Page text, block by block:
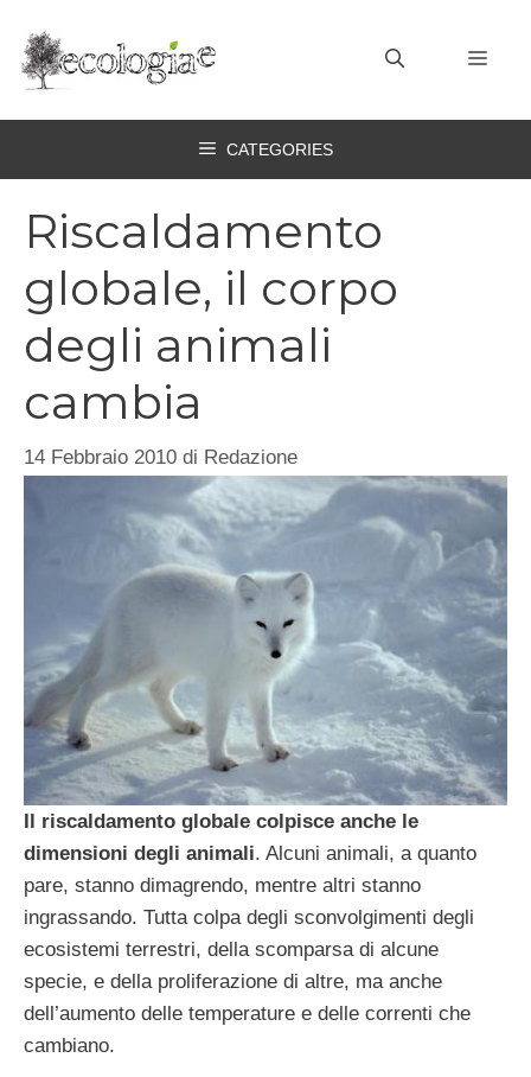
contenuto
CATEGORIES
Riscaldamento
globale, il corpo
degli animali
cambia
14 Febbraio 2010 di Redazione
Il riscaldamento globale colpisce anche le
dimensioni degli animali. Alcuni animali, a quanto
pare, stanno dimagrendo, mentre altri stanno
ingrassando. Tutta colpa degli sconvolgimenti degli
ecosistemi terrestri, della scomparsa di alcune
specie, e della proliferazione di altre, ma anche
dell’aumento delle temperature e delle correnti che
cambiano.